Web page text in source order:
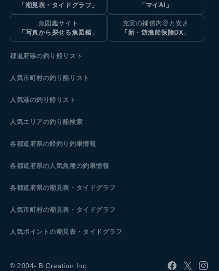
「潮見表・タイドグラフ」
「マイAI」
魚図鑑サイト
「写真から探せる魚図鑑」
充実の補償内容と安さ
「新・遊漁船保険DX」
都道府県の釣り船リスト
人気市町村の釣り船リスト
人気港の釣り船リスト
人気エリアの釣り船検索
各都道府県の船釣り釣果情報
各都道府県の人気魚種の釣果情報
各都道府県の潮見表 ・タイドグラフ
人気市町村の潮見表・タイドグラフ
人気ポイントの潮見表・タイドグラフ
© 2004- B.Creation Inc.